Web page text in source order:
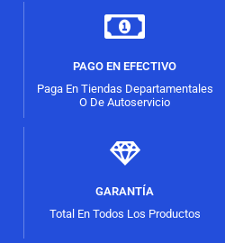
PAGO EN EFECTIVO
Paga En Tiendas Departamentales
O De Autoservicio
GARANTÍA
Total En Todos Los Productos